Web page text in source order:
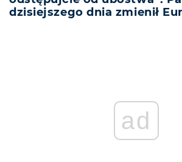
dzisiejszego dnia zmienił
ad